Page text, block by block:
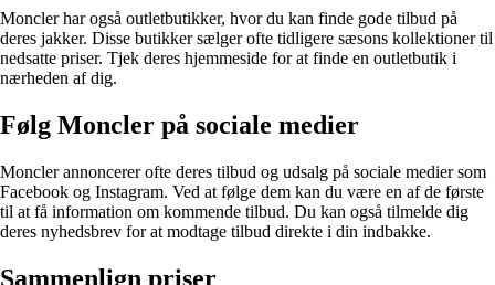
Moncler har også outletbutikker, hvor du kan finde gode tilbud på
deres jakker. Disse butikker sælger ofte tidligere sæsons kollektioner til
nedsatte priser. Tjek deres hjemmeside for at finde en outletbutik i
nærheden af dig.
Følg Moncler på sociale medier
Moncler annoncerer ofte deres tilbud og udsalg på sociale medier som
Facebook og Instagram. Ved at følge dem kan du være en af de første
til at få information om kommende tilbud. Du kan også tilmelde dig
deres nyhedsbrev for at modtage tilbud direkte i din indbakke.
Sammenlign priser